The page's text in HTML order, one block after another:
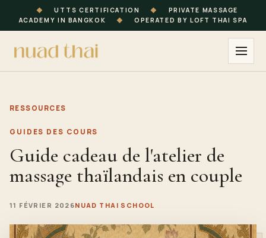
◆ UTTS CERTIFICATION ◆
PRIVATE MASSAGE
ACADEMY IN BANGKOK
◆ OPERATED BY LOFT THAI SPA
RESSOURCES
GUIDES DES COURS
Guide cadeau de l'atelier de
massage thaïlandais en couple
11 FÉVRIER 2026NUAD THAI SCHOOL